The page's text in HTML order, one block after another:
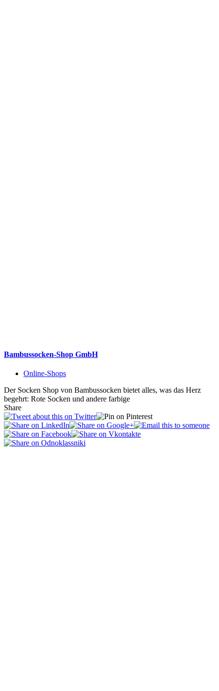
Bambussocken-Shop GmbH
Online-Shops
Der Socken Shop von Bambussocken bietet alles, was das Herz
begehrt: Rote Socken und andere farbige
Share